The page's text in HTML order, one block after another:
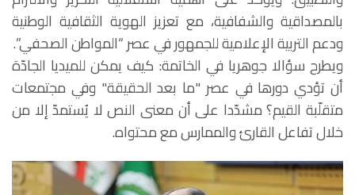
بالمصداقية والشفافية، مع تعزيز الهوية الثقافية الوطنية
ودعم التربية الإعلامية للجمهور في عصر “المواطن الصحفي”.
ويطرح سؤالا جوهريا في الخاتمة: كيف يمكن للميديا الجادّة
أن تؤدي دورها في عصر "ما بعد الحقيقة" وفي مجتمعات
متقلّبة القيم؟ مشدّدا على أن معنى النص لا يُستمدّ إلا من
خلال تفاعل القارئ والممارس مع محتواه.